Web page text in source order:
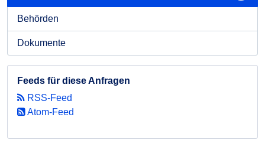
Behörden
Dokumente
Feeds für diese Anfragen
RSS-Feed
Atom-Feed